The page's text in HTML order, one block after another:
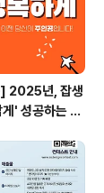
] 2025년, 잡생
' 성공하는 법